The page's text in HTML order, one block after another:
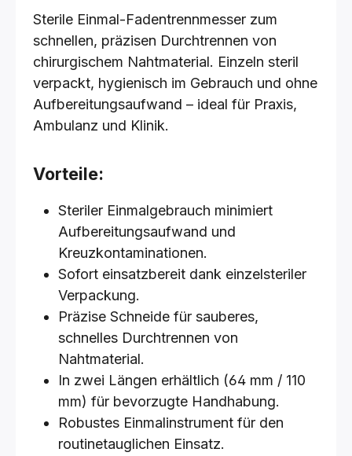
Sterile Einmal-Fadentrennmesser zum
schnellen, präzisen Durchtrennen von
chirurgischem Nahtmaterial. Einzeln steril
verpackt, hygienisch im Gebrauch und ohne
Aufbereitungsaufwand – ideal für Praxis,
Ambulanz und Klinik.
Vorteile:
Steriler Einmalgebrauch minimiert
Aufbereitungsaufwand und
Kreuzkontaminationen.
Sofort einsatzbereit dank einzelsteriler
Verpackung.
Präzise Schneide für sauberes,
schnelles Durchtrennen von
Nahtmaterial.
In zwei Längen erhältlich (64 mm / 110
mm) für bevorzugte Handhabung.
Robustes Einmalinstrument für den
routinetauglichen Einsatz.